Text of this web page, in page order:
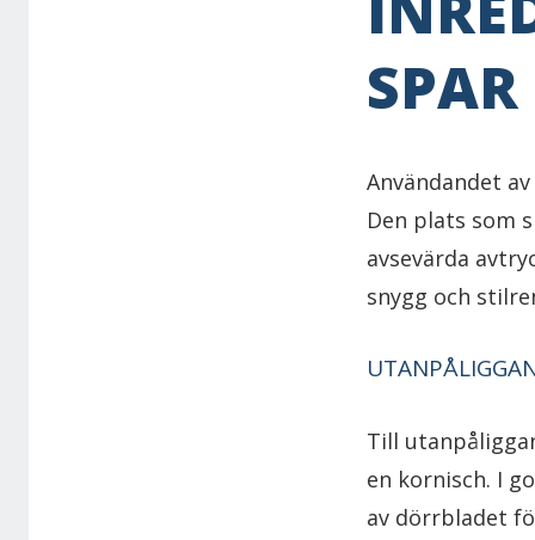
Användandet
Den plats som
avsevärda
snygg och
Till
en kornisch. I
av dörrbladet